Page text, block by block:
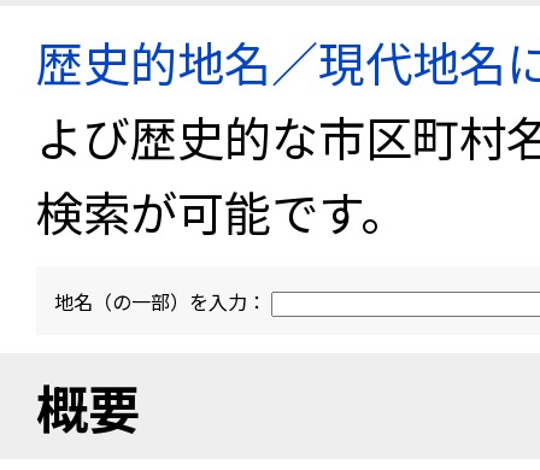
歴史的地名／現代地名
よび歴史的な市区町村
検索が可能です。
地名（の一部）を入力：
概要